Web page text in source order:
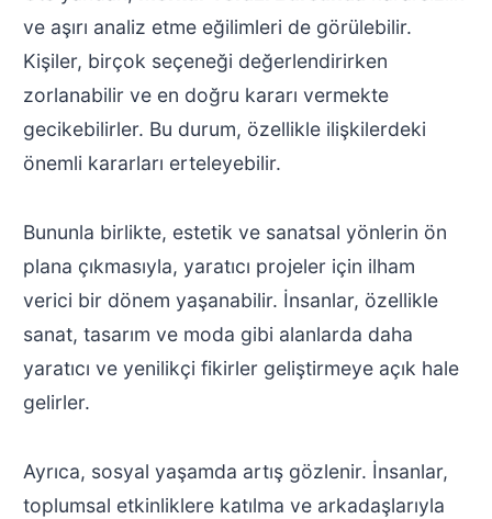
ve aşırı analiz etme eğilimleri de görülebilir.
Kişiler, birçok seçeneği değerlendirirken
zorlanabilir ve en doğru kararı vermekte
gecikebilirler. Bu durum, özellikle ilişkilerdeki
önemli kararları erteleyebilir.
Bununla birlikte, estetik ve sanatsal yönlerin ön
plana çıkmasıyla, yaratıcı projeler için ilham
verici bir dönem yaşanabilir. İnsanlar, özellikle
sanat, tasarım ve moda gibi alanlarda daha
yaratıcı ve yenilikçi fikirler geliştirmeye açık hale
gelirler.
Ayrıca, sosyal yaşamda artış gözlenir. İnsanlar,
toplumsal etkinliklere katılma ve arkadaşlarıyla